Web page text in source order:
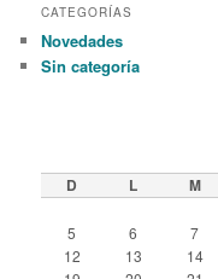
CATEGORÍAS
Novedades
Sin categoría
D L M
5
6 7
12
13 14